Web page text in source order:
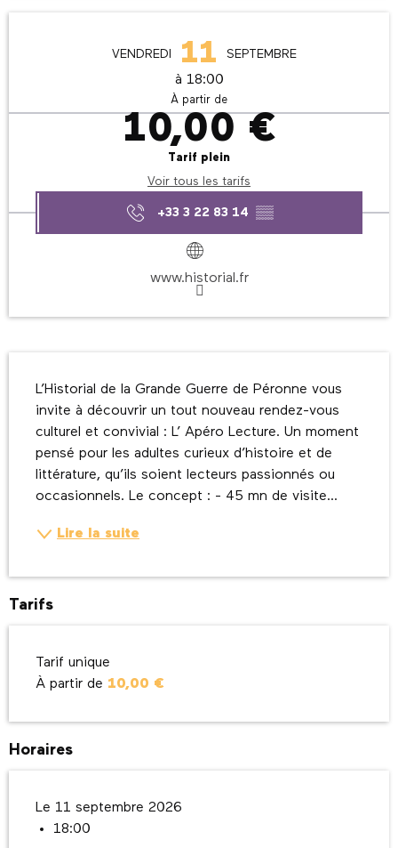
VENDREDI 11 SEPTEMBRE
à 18:00
À partir de
10,00 €
Tarif plein
Voir tous les tarifs
+33 3 22 83 14 ▒▒
www.historial.fr
L’Historial de la Grande Guerre de Péronne vous
invite à découvrir un tout nouveau rendez-vous
culturel et convivial : L’ Apéro Lecture. Un moment
pensé pour les adultes curieux d’histoire et de
littérature, qu’ils soient lecteurs passionnés ou
occasionnels. Le concept : - 45 mn de visite...
Lire la suite
Tarifs
Tarif unique
À partir de 10,00 €
Horaires
Le 11 septembre 2026
18:00